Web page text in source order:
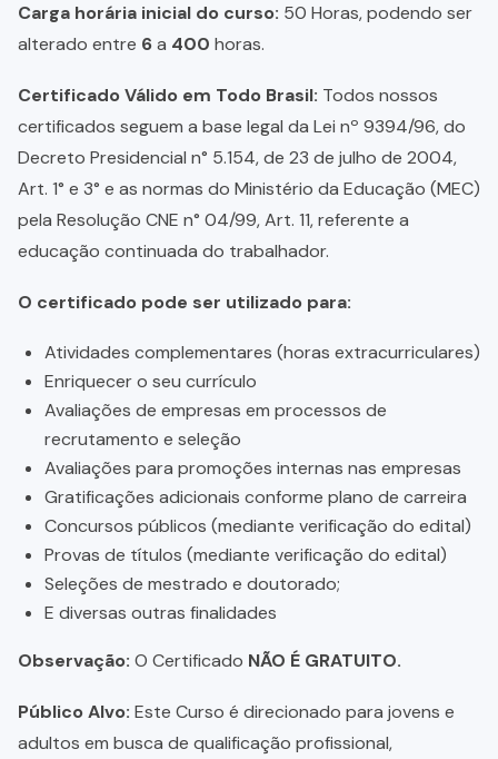
Carga horária inicial do curso: 50 Horas, podendo ser
alterado entre 6a 400 horas.
Certificado Válido em Todo Brasil: Todos nossos
certificados seguem a base legal da Lei nº 9394/96, do
Decreto Presidencial n° 5.154, de 23 de julho de 2004,
Art. 1° e 3° e as normas do Ministério da Educação (MEC)
pela Resolução CNE n° 04/99, Art. 11, referente a
educação continuada do trabalhador.
O certificado pode ser utilizado para:
Atividades complementares (horas extracurriculares)
Enriquecer o seu currículo
Avaliações de empresas em processos de
recrutamento e seleção
Avaliações para promoções internas nas empresas
Gratificações adicionais conforme plano de carreira
Concursos públicos (mediante verificação do edital)
Provas de títulos (mediante verificação do edital)
Seleções de mestrado e doutorado;
E diversas outras finalidades
Observação: O Certificado NÃO É GRATUITO.
Público Alvo: Este Curso é direcionado para jovens e
adultos em busca de qualificação profissional,